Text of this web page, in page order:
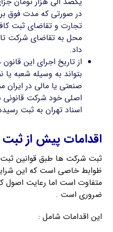
در صورتی که مدت فوق
تجارت و تقاضای ثبت
محل به تقاضای شرکت
داد.
از تاریخ اجرای این
بتواند به وسیله شعبه یا
صنعتی یا مالی در ایران
اصلی خود شرکت قانونی
اسناد تهران به ثبت
اقدامات پیش از
ثبت شرکت ها طبق قوانین
ظوابط خاصی است که این
متفاوت است اما رعایت
ضروری است .
این اقدامات شامل :